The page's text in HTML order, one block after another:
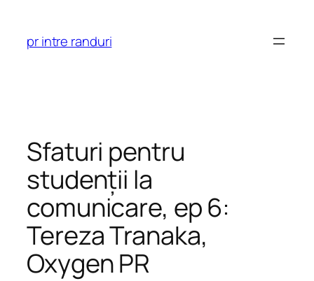
content
pr intre randuri
Sfaturi pentru
studenții la
comunicare, ep 6:
Tereza Tranaka,
Oxygen PR